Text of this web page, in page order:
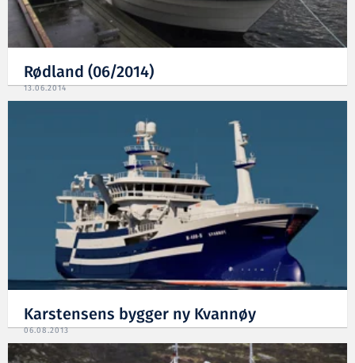
Rødland (06/2014)
13.06.2014
Karstensens bygger ny Kvannøy
06.08.2013